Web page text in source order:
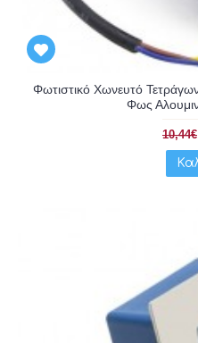
Φωτιστικό Χωνευτό
Φως
10,44€